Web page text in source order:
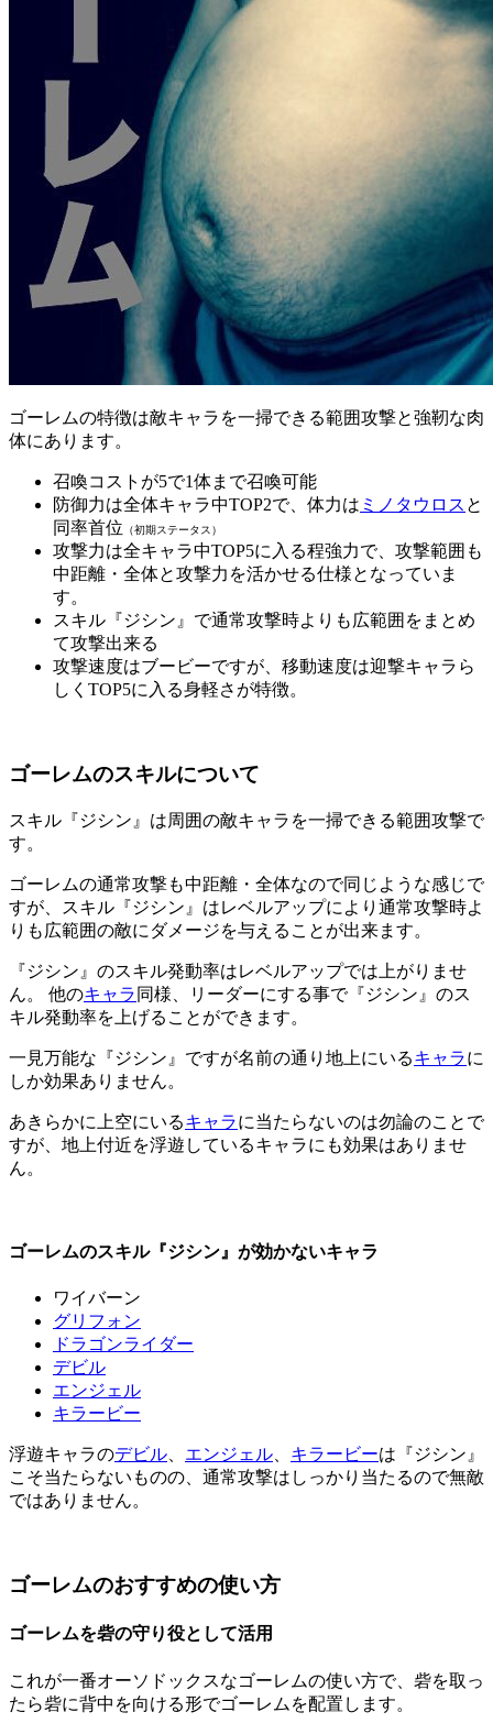
ゴーレムの特徴は敵キャラを一掃できる範囲攻撃と強靭な肉
体にあります。
召喚コストが5で1体まで召喚可能
防御力は全体キャラ中TOP2で、体力は ミノタウロス と
同率首位 （初期ステータス）
攻撃力は全キャラ中TOP5に入る程強力で、攻撃範囲も
中距離・全体と攻撃力を活かせる仕様となっていま
す。
スキル『ジシン』で通常攻撃時よりも広範囲をまとめ
て攻撃出来る
攻撃速度はブービーですが、移動速度は迎撃キャラら
しくTOP5に入る身軽さが特徴。
ゴーレムのスキルについて
スキル『ジシン』は周囲の敵キャラを一掃できる範囲攻撃で
す。
ゴーレムの通常攻撃も中距離・全体なので同じような感じで
すが、スキル『ジシン』はレベルアップにより通常攻撃時よ
りも広範囲の敵にダメージを与えることが出来ます。
『ジシン』のスキル発動率はレベルアップでは上がりませ
ん。 他のキャラ 同様、リーダーにする事で『ジシン』のス
キル発動率を上げることができます。
一見万能な『ジシン』ですが名前の通り地上にいるキャラに
しか効果ありません。
あきらかに上空にいるキャラに当たらないのは勿論のことで
すが、地上付近を浮遊しているキャラにも効果はありませ
ん。
ゴーレムのスキル『ジシン』が効かないキャラ
ワイバーン
グリフォン
ドラゴンライダー
デビル
エンジェル
キラービー
浮遊キャラのデビル エンジェル キラービーは『ジシン』
こそ当たらないものの、通常攻撃はしっかり当たるので無敵
ではありません。
ゴーレムのおすすめの使い方
ゴーレムを砦の守り役として活用
これが一番オーソドックスなゴーレムの使い方で、砦を取っ
たら砦に背中を向ける形でゴーレムを配置します。